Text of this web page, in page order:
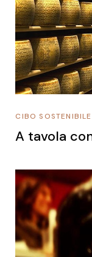
CIBO SOSTENIBILE
A tavola